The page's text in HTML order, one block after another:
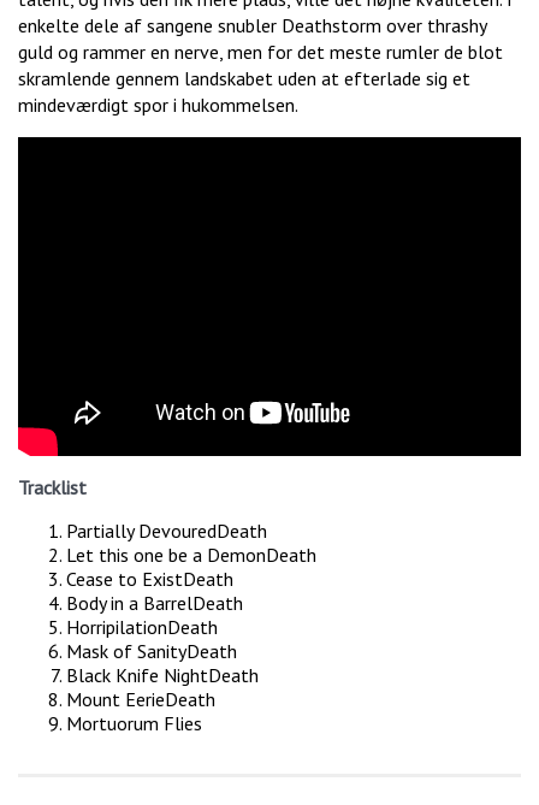
enkelte dele af sangene snubler Deathstorm over thrashy
guld og rammer en nerve, men for det meste rumler de blot
skramlende gennem landskabet uden at efterlade sig et
mindeværdigt spor i hukommelsen.
Tracklist
Partially DevouredDeath
Let this one be a DemonDeath
Cease to ExistDeath
Body in a BarrelDeath
HorripilationDeath
Mask of SanityDeath
Black Knife NightDeath
Mount EerieDeath
Mortuorum Flies